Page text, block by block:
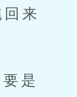
来
是